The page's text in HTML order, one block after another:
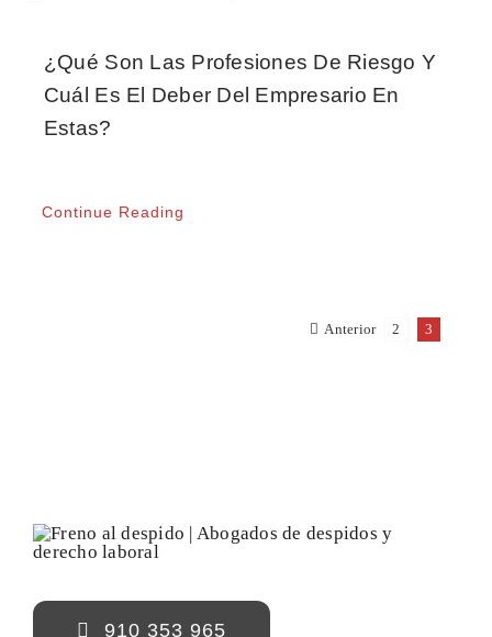
¿Qué Son Las Profesiones De Riesgo Y
Cuál Es El Deber Del Empresario En
Estas?
Continue Reading
Anterior 2 3
910 353 965